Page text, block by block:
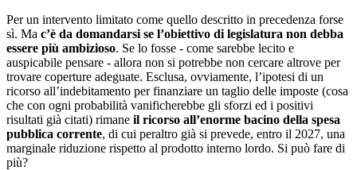
Per un intervento limitato come quello descritto in precedenza forse
sì. Ma c’è da domandarsi se l’obiettivo di legislatura non debba
essere più ambizioso. Se lo fosse - come sarebbe lecito e
auspicabile pensare - allora non si potrebbe non cercare altrove per
trovare coperture adeguate. Esclusa, ovviamente, l’ipotesi di un
ricorso all’indebitamento per finanziare un taglio delle imposte (cosa
che con ogni probabilità vanificherebbe gli sforzi ed i positivi
risultati già citati) rimane il ricorso all’enorme bacino della spesa
pubblica corrente, di cui peraltro già si prevede, entro il 2027, una
marginale riduzione rispetto al prodotto interno lordo. Si può fare di
più?